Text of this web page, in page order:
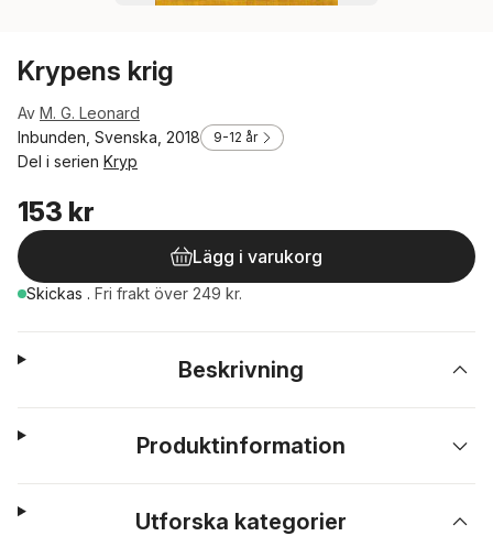
Krypens krig
Av M. G. Leonard
Inbunden, Svenska, 2018
9-12 år
Del i serien Kryp
153 kr
Lägg i varukorg
Skickas . Fri frakt över 249 kr.
Beskrivning
Produktinformation
Utforska kategorier